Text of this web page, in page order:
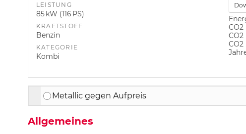
LEISTUNG
85 kW (116 PS)
KRAFTSTOFF
Benzin
KATEGORIE
Kombi
CO2
Metallic gegen Aufpreis
Allgemeines